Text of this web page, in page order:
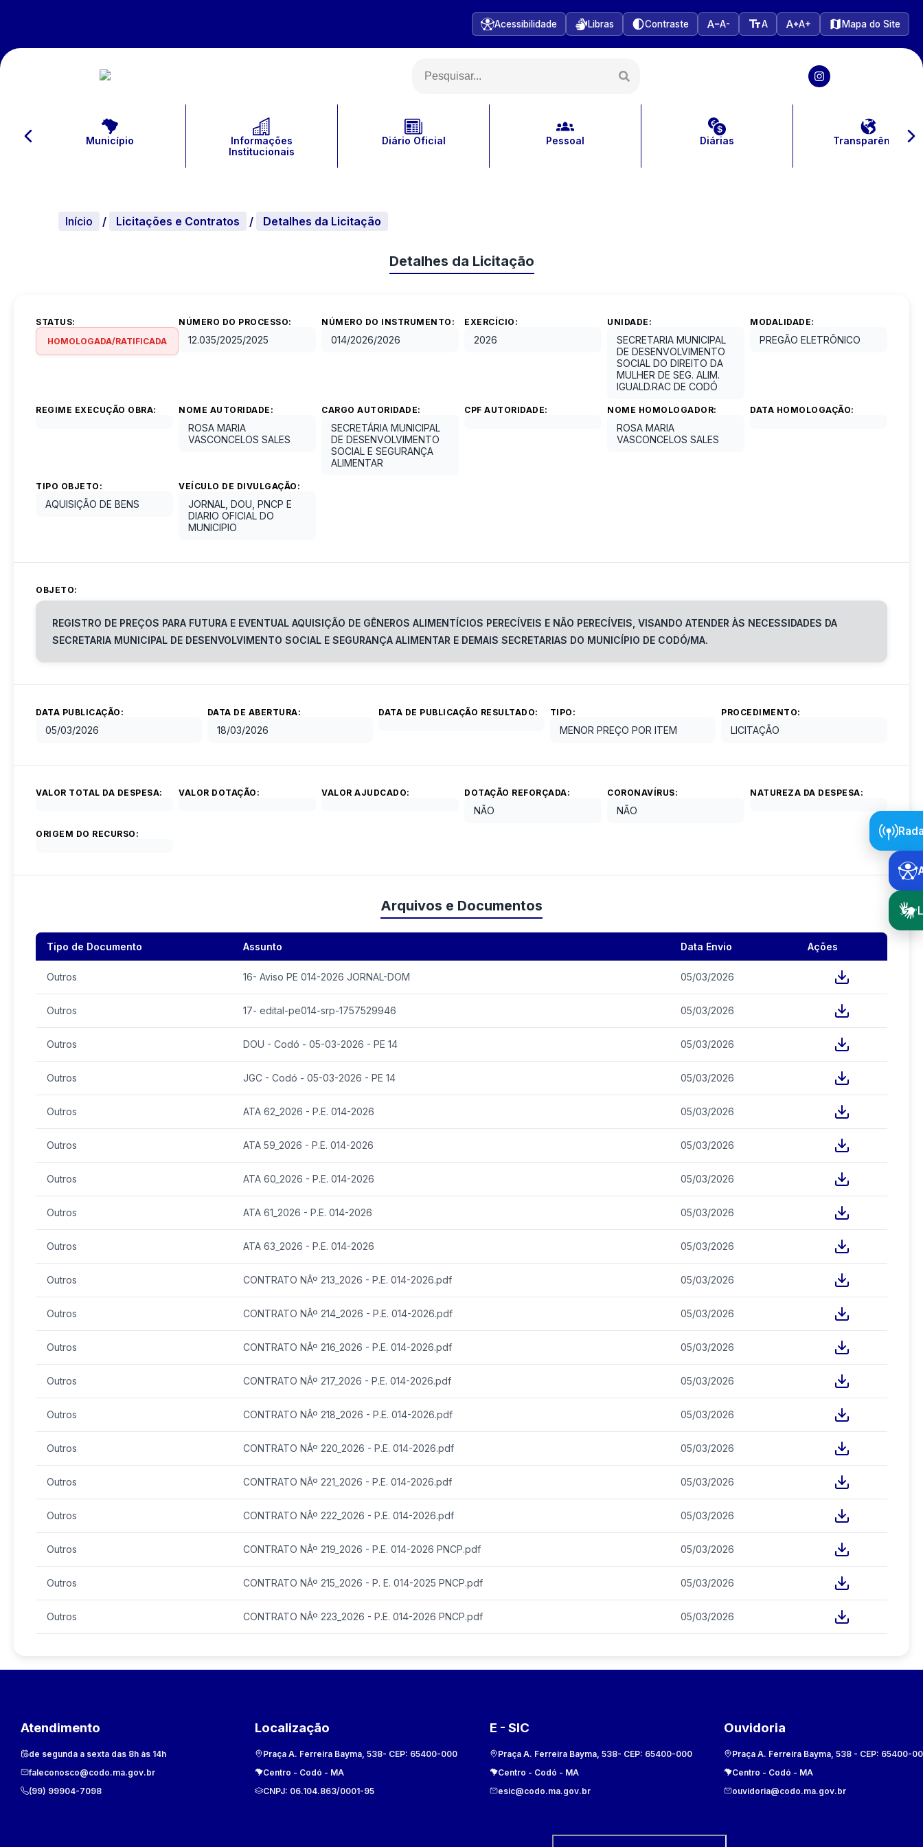
Acessibilidade Libras Contraste A- A A+ Mapa do Site
Município
Informações
Institucionais
Diário Oficial Pessoal Diárias Transparência
Início / Licitações e Contratos / Detalhes da Licitação
Detalhes da Licitação
STATUS:
HOMOLOGADA/RATIFICADA
NÚMERO DO PROCESSO:
12.035/2025/2025
NÚMERO DO INSTRUMENTO:
014/2026/2026
EXERCÍCIO:
2026
UNIDADE:
SECRETARIA MUNICIPAL
DE DESENVOLVIMENTO
SOCIAL DO DIREITO DA
MULHER DE SEG. ALIM.
IGUALD.RAC DE CODÓ
MODALIDADE:
PREGÃO ELETRÔNICO
REGIME EXECUÇÃO OBRA: NOME AUTORIDADE:
ROSA MARIA
VASCONCELOS SALES
CARGO AUTORIDADE:
SECRETÁRIA MUNICIPAL
DE DESENVOLVIMENTO
SOCIAL E SEGURANÇA
ALIMENTAR
CPF AUTORIDADE: NOME HOMOLOGADOR:
ROSA MARIA
VASCONCELOS SALES
DATA HOMOLOGAÇÃO:
TIPO OBJETO:
AQUISIÇÃO DE BENS
VEÍCULO DE DIVULGAÇÃO:
JORNAL, DOU, PNCP E
DIARIO OFICIAL DO
MUNICIPIO
OBJETO:
REGISTRO DE PREÇOS PARA FUTURA E EVENTUAL AQUISIÇÃO DE GÊNEROS ALIMENTÍCIOS PERECÍVEIS E NÃO PERECÍVEIS, VISANDO ATENDER ÀS NECESSIDADES DA
SECRETARIA MUNICIPAL DE DESENVOLVIMENTO SOCIAL E SEGURANÇA ALIMENTAR E DEMAIS SECRETARIAS DO MUNICÍPIO DE CODÓ/MA.
DATA PUBLICAÇÃO:
05/03/2026
DATA DE ABERTURA:
18/03/2026
DATA DE PUBLICAÇÃO RESULTADO: TIPO:
MENOR PREÇO POR ITEM
PROCEDIMENTO:
LICITAÇÃO
VALOR TOTAL DA DESPESA: VALOR DOTAÇÃO: VALOR AJUDCADO: DOTAÇÃO REFORÇADA:
NÃO
CORONAVÍRUS:
NÃO
NATUREZA DA DESPESA:
ORIGEM DO RECURSO:
Arquivos e Documentos
Tipo de Documento Assunto Data Envio Ações
Outros 16- Aviso PE 014-2026 JORNAL-DOM 05/03/2026
Outros 17- edital-pe014-srp-1757529946 05/03/2026
Outros DOU - Codó - 05-03-2026 - PE 14 05/03/2026
Outros JGC - Codó - 05-03-2026 - PE 14 05/03/2026
Outros ATA 62_2026 - P.E. 014-2026 05/03/2026
Outros ATA 59_2026 - P.E. 014-2026 05/03/2026
Outros ATA 60_2026 - P.E. 014-2026 05/03/2026
Outros ATA 61_2026 - P.E. 014-2026 05/03/2026
Outros ATA 63_2026 - P.E. 014-2026 05/03/2026
Outros CONTRATO NÂº 213_2026 - P.E. 014-2026.pdf 05/03/2026
Outros CONTRATO NÂº 214_2026 - P.E. 014-2026.pdf 05/03/2026
Outros CONTRATO NÂº 216_2026 - P.E. 014-2026.pdf 05/03/2026
Outros CONTRATO NÂº 217_2026 - P.E. 014-2026.pdf 05/03/2026
Outros CONTRATO NÂº 218_2026 - P.E. 014-2026.pdf 05/03/2026
Outros CONTRATO NÂº 220_2026 - P.E. 014-2026.pdf 05/03/2026
Outros CONTRATO NÂº 221_2026 - P.E. 014-2026.pdf 05/03/2026
Outros CONTRATO NÂº 222_2026 - P.E. 014-2026.pdf 05/03/2026
Outros CONTRATO NÂº 219_2026 - P.E. 014-2026 PNCP.pdf 05/03/2026
Outros CONTRATO NÂº 215_2026 - P. E. 014-2025 PNCP.pdf 05/03/2026
Outros CONTRATO NÂº 223_2026 - P.E. 014-2026 PNCP.pdf 05/03/2026
Atendimento
de segunda a sexta das 8h às 14h
faleconosco@codo.ma.gov.br
(99) 99904-7098
Localização
Praça A. Ferreira Bayma, 538- CEP: 65400-000
Centro - Codó - MA
CNPJ: 06.104.863/0001-95
E - SIC
Praça A. Ferreira Bayma, 538- CEP: 65400-000
Centro - Codó - MA
esic@codo.ma.gov.br
Ouvidoria
Praça A. Ferreira Bayma, 538- CEP: 65400-
Centro - Codó - MA
ouvidoria@codo.ma.gov.br